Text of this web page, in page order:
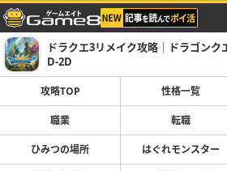
ドラクエ3リメイク攻略｜ドラゴンク
D-2D
攻略TOP 性格一覧
職業 転職
ひみつの場所 はぐれモンスター